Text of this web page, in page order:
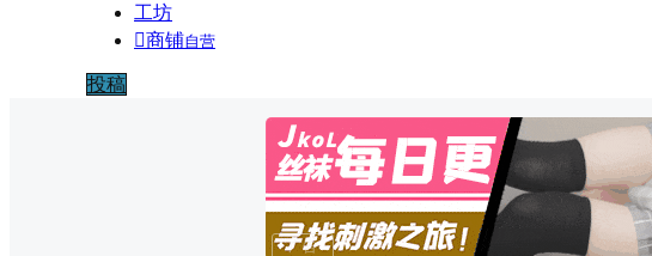
工坊
商铺自营
投稿
广告